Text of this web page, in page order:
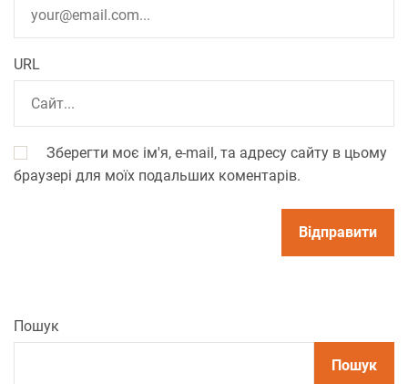
URL
Зберегти моє ім'я, e-mail, та адресу сайту в цьому
браузері для моїх подальших коментарів.
Пошук
Пошук